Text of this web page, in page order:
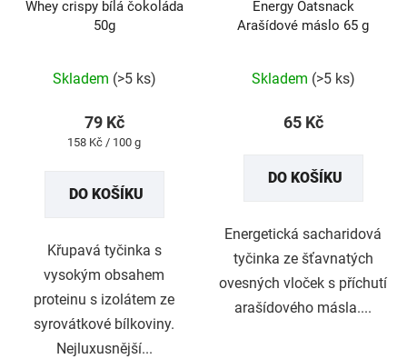
Whey crispy bílá čokoláda
50g
Skladem (>5 ks)
79 Kč
Měrná
158 Kč / 100 g
DO KOŠÍKU
Křupavá tyčinka s
vysokým obsahem
proteinu s izolátem ze
syrovátkové bílkoviny.
Nejluxusnější...
Energy Oatsnack
Arašídové máslo 65 g
Skladem (>5 ks)
65 Kč
DO KOŠÍKU
Energetická sacharidová
tyčinka ze šťavnatých
ovesných vloček s příchutí
arašídového másla....